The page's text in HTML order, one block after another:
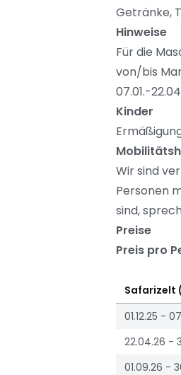
Getränke,
Hinweise
Für die
von/bis
07.01.-
Kinder
Wir sind
Personen
sind,
Preise
Preis pro
Safarizelt
01.12.25 -
22.04.26 -
01.09.26 -